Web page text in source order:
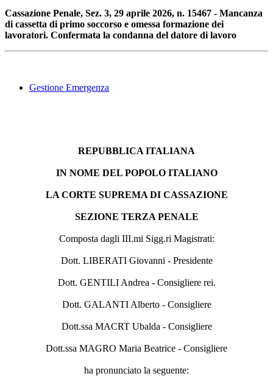
Cassazione Penale, Sez. 3, 29 aprile 2026, n. 15467 - Mancanza
di cassetta di primo soccorso e omessa formazione dei
lavoratori. Confermata la condanna del datore di lavoro
Gestione Emergenza
REPUBBLICA ITALIANA
IN NOME DEL POPOLO ITALIANO
LA CORTE SUPREMA DI CASSAZIONE
SEZIONE TERZA PENALE
Composta dagli III.mi Sigg.ri Magistrati:
Dott. LIBERATI Giovanni - Presidente
Dott. GENTILI Andrea - Consigliere rei.
Dott. GALANTI Alberto - Consigliere
Dott.ssa MACRT Ubalda - Consigliere
Dott.ssa MAGRO Maria Beatrice - Consigliere
ha pronunciato la seguente: